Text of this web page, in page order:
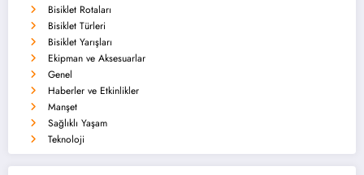
Bisiklet Rotaları
Bisiklet Türleri
Bisiklet Yarışları
Ekipman ve Aksesuarlar
Genel
Haberler ve Etkinlikler
Manşet
Sağlıklı Yaşam
Teknoloji